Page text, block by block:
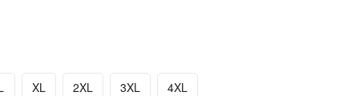
XL 2XL 3XL 4XL